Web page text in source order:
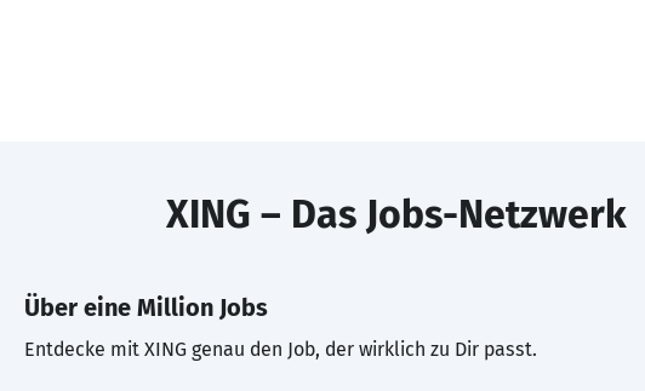
XING – Das Jobs-Netzwerk
Über eine Million Jobs
Entdecke mit XING genau den Job, der wirklich zu Dir passt.